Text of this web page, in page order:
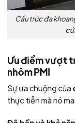
Cấu trúc đa
Ưu điểm vượt
nhôm PMI
Sự ưa chuộng của
thực tiễn mà nó